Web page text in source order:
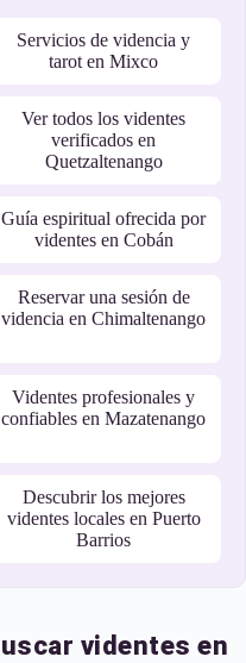
Servicios de videncia y
tarot en Mixco
Ver todos los videntes
verificados en
Quetzaltenango
Guía espiritual ofrecida por
videntes en Cobán
Reservar una sesión de
videncia en Chimaltenango
Videntes profesionales y
confiables en Mazatenango
Descubrir los mejores
videntes locales en Puerto
Barrios
videntes en